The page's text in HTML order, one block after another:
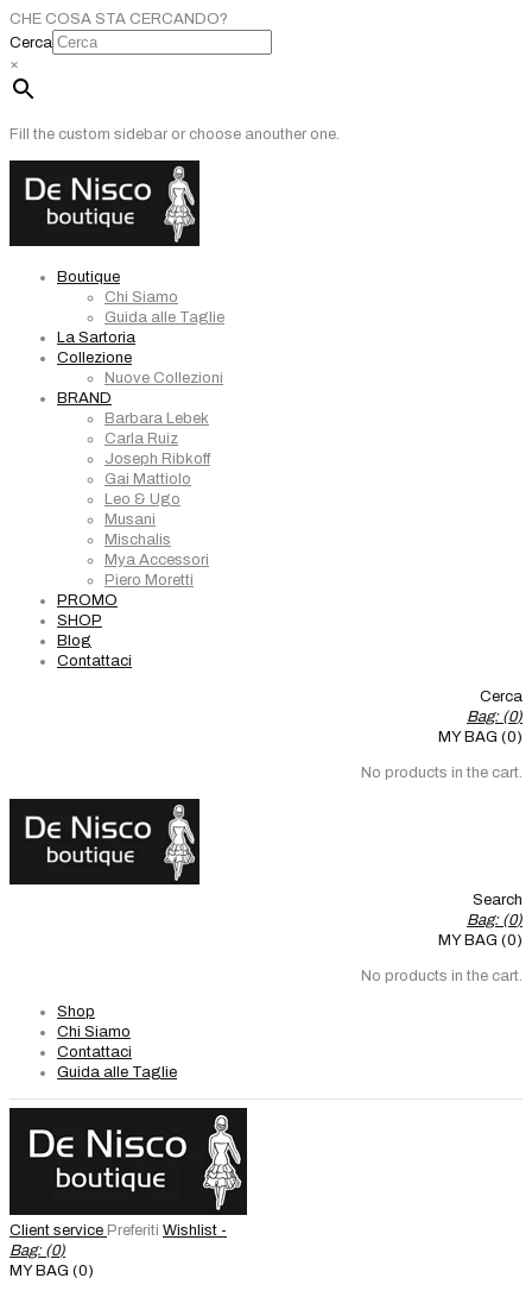
CHE COSA STA CERCANDO?
Cerca
×
Fill the custom sidebar or choose anouther one.
Boutique
Chi Siamo
Guida alle Taglie
La Sartoria
Collezione
Nuove Collezioni
BRAND
Barbara Lebek
Carla Ruiz
Joseph Ribkoff
Gai Mattiolo
Leo & Ugo
Musani
Mischalis
Mya Accessori
Piero Moretti
PROMO
SHOP
Blog
Contattaci
Cerca
Bag: (0)
MY BAG (0)
No products in the cart.
Search
Bag: (0)
MY BAG (0)
No products in the cart.
Shop
Chi Siamo
Contattaci
Guida alle Taglie
Client service Preferiti Wishlist -
Bag: (0)
MY BAG (0)